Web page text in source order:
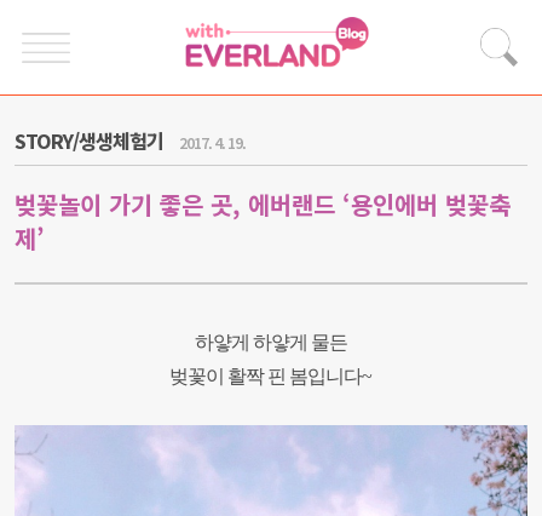
STORY/생생체험기 2017. 4. 19.
벚꽃놀이 가기 좋은 곳, 에버랜드 ‘용인에버 벚꽃축
제’
하얗게 하얗게 물든
벚꽃이 활짝 핀 봄입니다~